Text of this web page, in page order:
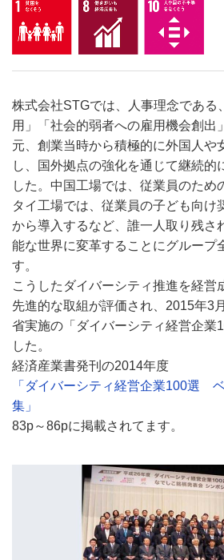
株式会社STGでは、人事理念である
用」「社会的弱者への雇用機会創出
元、創業当時から積極的に外国人や
し、国外拠点の強化を通じて継続的
した。中国工場では、従業員のため
タイ工場では、従業員の子ども向け
から導入するなど、誰一人取り残さ
能な世界に変革することにグループ
す。
こうしたダイバーシティ推進を経営
先進的な取組が評価され、2015年3
省実施の「ダイバーシティ経営企業
した。
経済産業書発刊の2014年度
「ダイバーシティ経営企業100選
集」
83p～86pに掲載されてます。